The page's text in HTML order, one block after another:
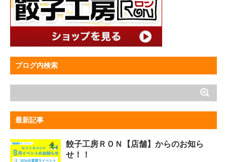
ブログ内検索
最新記事
餃子工房ＲＯＮ【店舗】からのお知ら
せ！！